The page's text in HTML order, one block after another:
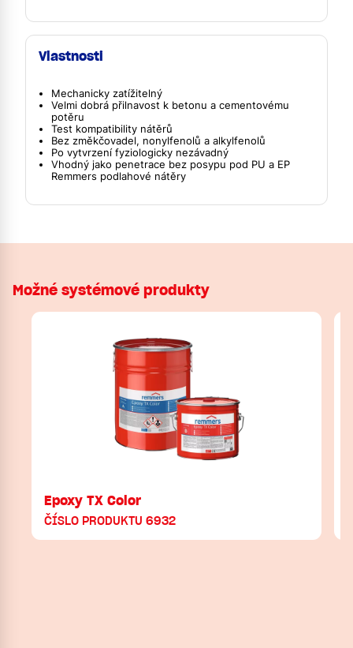
Vlastnosti
Mechanicky zatížitelný
Velmi dobrá přilnavost k betonu a cementovému
potěru
Test kompatibility nátěrů
Bez změkčovadel, nonylfenolů a alkylfenolů
Po vytvrzení fyziologicky nezávadný
Vhodný jako penetrace bez posypu pod PU a EP
Remmers podlahové nátěry
Možné systémové produkty
Epoxy TX Color
ČÍSLO PRODUKTU 6932